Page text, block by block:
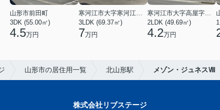
山形市前田町
3DK (55.00㎡)
4.5万円
寒河江市大字寒河江字鶴田
3LDK (69.37㎡)
7万円
寒河江市大字高屋字西浦
2LDK (49.69㎡)
4.2万円
山形市の居住用一覧 北山形駅 メゾン・ジュネスⅧ
株式会社リブステージ